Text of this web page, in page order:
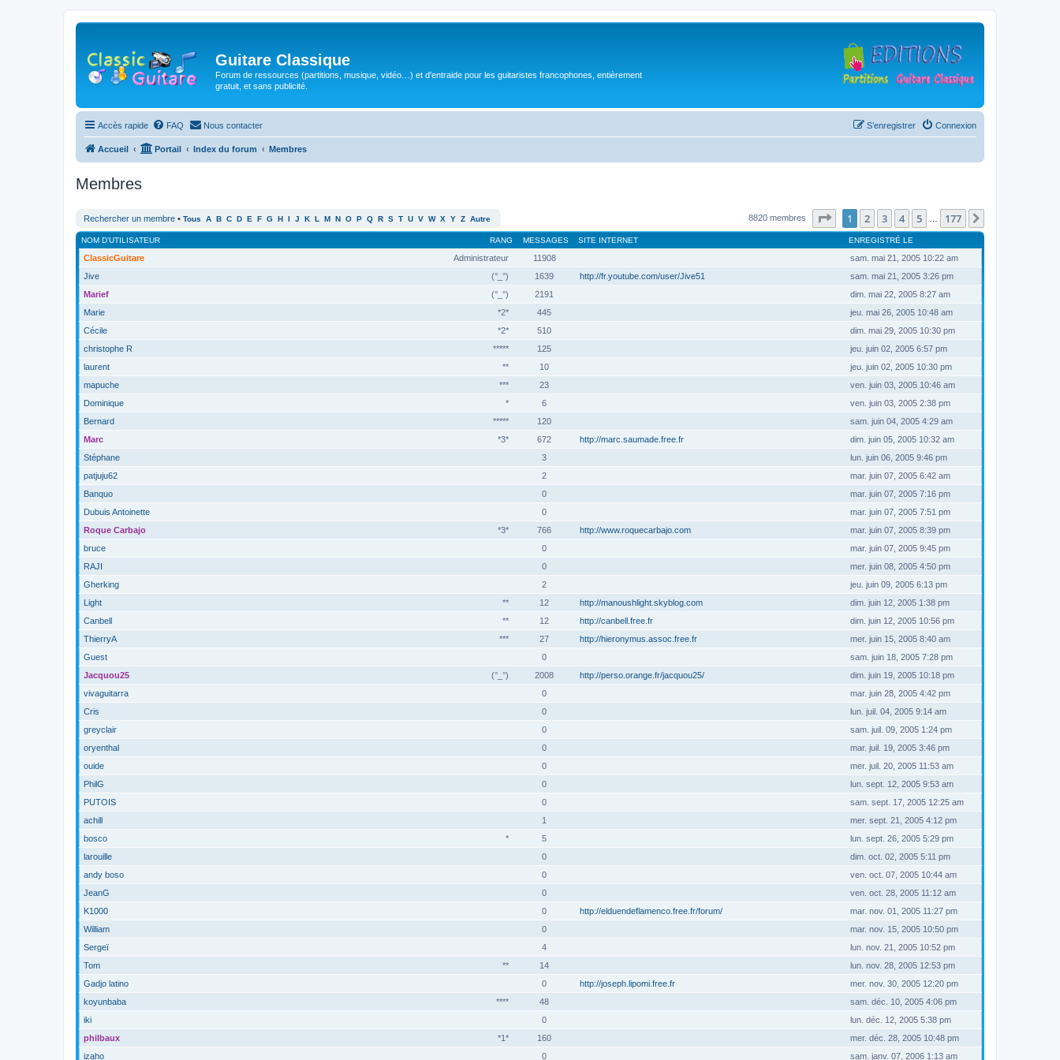
Guitare Classique
Forum de ressources (partitions, musique, vidéo…) et d'entraide pour les guitaristes francophones, entièrement
gratuit, et sans publicité.
Accès rapide FAQ Nous contacter Connexion
S’enregistrer
Accueil Portail Index du forum Membres
Membres
Rechercher un membre • Tous A B C D E F G H I J K L M N O P Q R S T U V W X Y Z Autre 8820 membres Page sur177
1 2 3 4 5 177
RANG
NOM D’UTILISATEUR MESSAGES SITE INTERNET ENREGISTRÉ LE
Administrateur
ClassicGuitare 11908
sam. mai 21, 2005 10:22 am
(°_°)
Jive 1639 http://fr.youtube.com/user/Jive51
sam. mai 21, 2005 3:26 pm
(°_°)
Marief 2191
dim. mai 22, 2005 8:27 am
*2*
Marie 445
jeu. mai 26, 2005 10:48 am
*2*
Cécile 510
dim. mai 29, 2005 10:30 pm
*****
christophe R 125
jeu. juin 02, 2005 6:57 pm
**
laurent 10
jeu. juin 02, 2005 10:30 pm
***
mapuche 23
ven. juin 03, 2005 10:46 am
*
Dominique 6
ven. juin 03, 2005 2:38 pm
*****
Bernard 120
sam. juin 04, 2005 4:29 am
*3*
Marc 672 http://marc.saumade.free.fr
dim. juin 05, 2005 10:32 am
Stéphane
3
lun. juin 06, 2005 9:46 pm
patjuju62
2
mar. juin 07, 2005 6:42 am
Banquo
0
mar. juin 07, 2005 7:16 pm
Dubuis Antoinette
0
mar. juin 07, 2005 7:51 pm
*3*
Roque Carbajo 766 http://www.roquecarbajo.com
mar. juin 07, 2005 8:39 pm
bruce
0
mar. juin 07, 2005 9:45 pm
RAJI
0
mer. juin 08, 2005 4:50 pm
Gherking
2
jeu. juin 09, 2005 6:13 pm
**
Light 12 http://manoushlight.skyblog.com
dim. juin 12, 2005 1:38 pm
**
Canbell 12 http://canbell.free.fr
dim. juin 12, 2005 10:56 pm
***
ThierryA 27 http://hieronymus.assoc.free.fr
mer. juin 15, 2005 8:40 am
Guest
0
sam. juin 18, 2005 7:28 pm
(°_°)
Jacquou25 2008 http://perso.orange.fr/jacquou25/
dim. juin 19, 2005 10:18 pm
vivaguitarra
0
mar. juin 28, 2005 4:42 pm
Cris
0
lun. juil. 04, 2005 9:14 am
greyclair
0
sam. juil. 09, 2005 1:24 pm
oryenthal
0
mar. juil. 19, 2005 3:46 pm
ouide
0
mer. juil. 20, 2005 11:53 am
PhilG
0
lun. sept. 12, 2005 9:53 am
PUTOIS
0
sam. sept. 17, 2005 12:25 am
achill
1
mer. sept. 21, 2005 4:12 pm
*
bosco 5
lun. sept. 26, 2005 5:29 pm
larouille
0
dim. oct. 02, 2005 5:11 pm
andy boso
0
ven. oct. 07, 2005 10:44 am
JeanG
0
ven. oct. 28, 2005 11:12 am
K1000
0 http://elduendeflamenco.free.fr/forum/
mar. nov. 01, 2005 11:27 pm
William
0
mar. nov. 15, 2005 10:50 pm
Sergeï
4
lun. nov. 21, 2005 10:52 pm
**
Tom 14
lun. nov. 28, 2005 12:53 pm
Gadjo latino
0 http://joseph.lipomi.free.fr
mer. nov. 30, 2005 12:20 pm
****
koyunbaba 48
sam. déc. 10, 2005 4:06 pm
iki
0
lun. déc. 12, 2005 5:38 pm
*1*
philbaux 160
mer. déc. 28, 2005 10:48 pm
izaho
0 sam. janv. 07, 2006 1:13 am